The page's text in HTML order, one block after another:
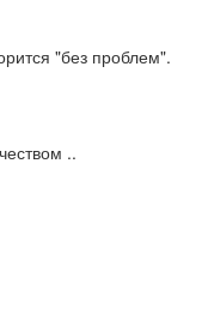
"без проблем".
..